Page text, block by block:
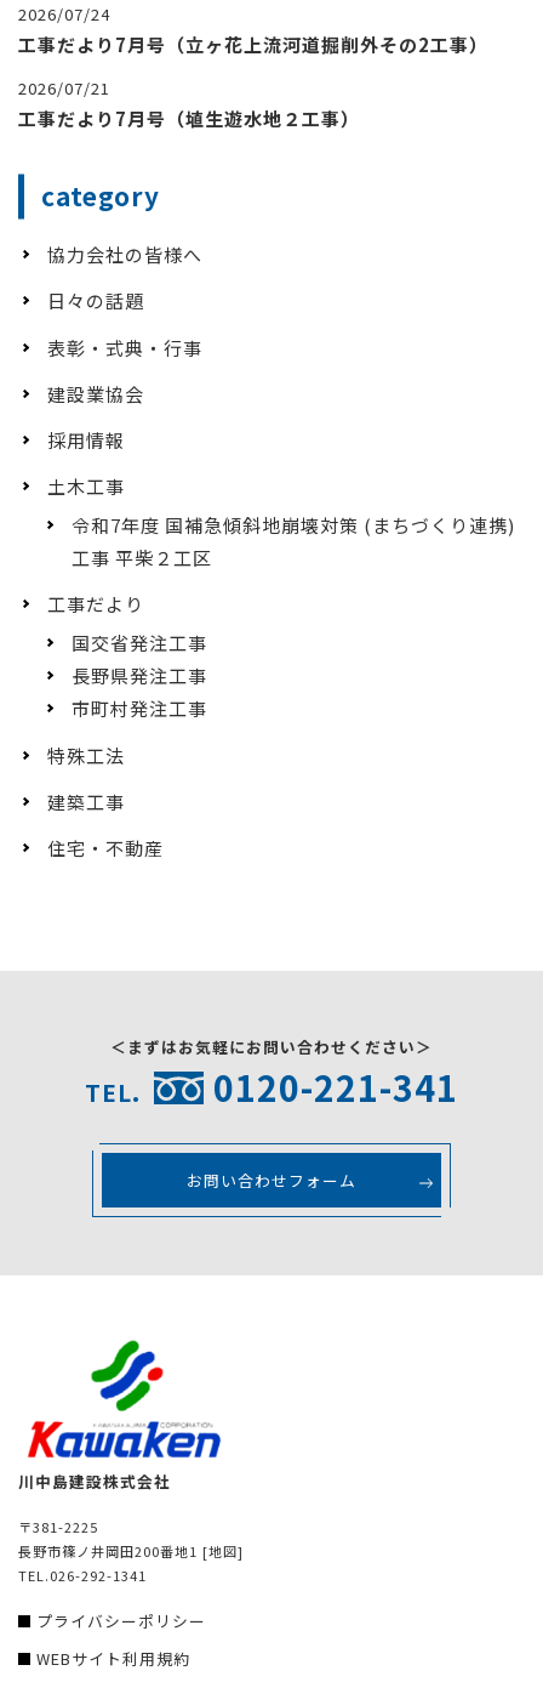
2026/07/24
工事だより7月号（立ヶ花上流河道掘削外その2工事）
2026/07/21
工事だより7月号（埴生遊水地２工事）
category
協力会社の皆様へ
日々の話題
表彰・式典・行事
建設業協会
採用情報
土木工事
令和7年度 国補急傾斜地崩壊対策 (まちづくり連携)
工事 平柴２工区
工事だより
国交省発注工事
長野県発注工事
市町村発注工事
特殊工法
建築工事
住宅・不動産
＜まずはお気軽にお問い合わせください＞
TEL. 0120-221-341
お問い合わせフォーム
川中島建設株式会社
〒381-2225
長野市篠ノ井岡田200番地1 [地図]
TEL.026-292-1341
プライバシーポリシー
WEBサイト利用規約